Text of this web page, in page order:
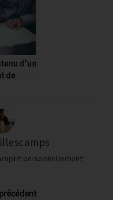
qui
?
vidéos) gratuits
4 épreuves
l'immobilier
d’un
de
personnellement